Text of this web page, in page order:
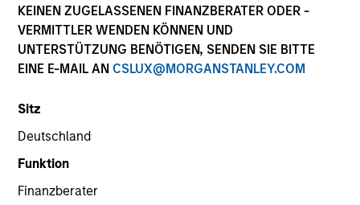
KEINEN ZUGELASSENEN FINANZBERATER ODER -
VERMITTLER WENDEN KÖNNEN UND
UNTERSTÜTZUNG BENÖTIGEN, SENDEN SIE BITTE
EINE E-MAIL AN CSLUX@MORGANSTANLEY.COM
Sitz
Deutschland
Funktion
Finanzberater
Technology
COUNTRY
United States